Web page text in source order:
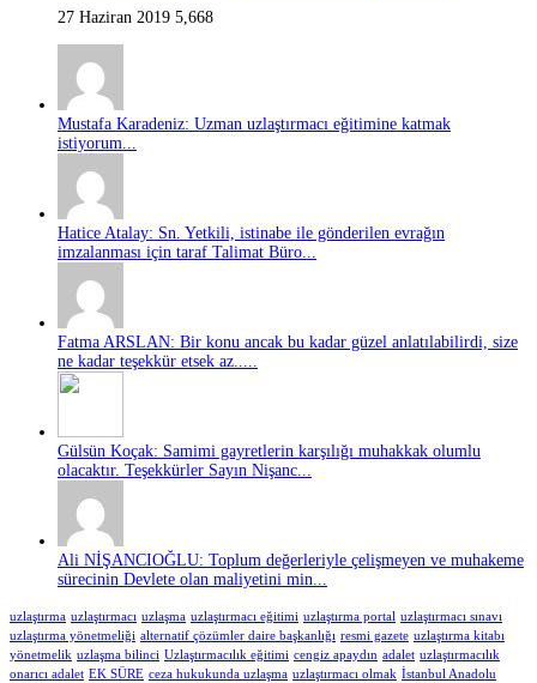
27 Haziran 2019 5,668
Mustafa Karadeniz: Uzman uzlaştırmacı eğitimine katmak
istiyorum...
Hatice Atalay: Sn. Yetkili, istinabe ile gönderilen evrağın
imzalanması için taraf Talimat Büro...
Fatma ARSLAN: Bir konu ancak bu kadar güzel anlatılabilirdi, size
ne kadar teşekkür etsek az.....
Gülsün Koçak: Samimi gayretlerin karşılığı muhakkak olumlu
olacaktır. Teşekkürler Sayın Nişanc...
Ali NİŞANCIOĞLU: Toplum değerleriyle çelişmeyen ve muhakeme
sürecinin Devlete olan maliyetini min...
uzlaştırma uzlaştırmacı uzlaşma uzlaştırmacı eğitimi uzlaştırma portal uzlaştırmacı sınavı
uzlaştırma yönetmeliği alternatif çözümler daire başkanlığı resmi gazete uzlaştırma kitabı
yönetmelik uzlaşma bilinci Uzlaştırmacılık eğitimi cengiz apaydın adalet uzlaştırmacılık
onarıcı adalet EK SÜRE ceza hukukunda uzlaşma uzlaştırmacı olmak İstanbul Anadolu